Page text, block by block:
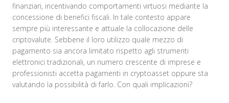
finanziari, incentivando comportamenti virtuosi mediante la
concessione di benefici fiscali. In tale contesto appare
sempre più interessante e attuale la collocazione delle
criptovalute. Sebbene il loro utilizzo quale mezzo di
pagamento sia ancora limitato rispetto agli strumenti
elettronici tradizionali, un numero crescente di imprese e
professionisti accetta pagamenti in cryptoasset oppure sta
valutando la possibilità di farlo. Con quali implicazioni?